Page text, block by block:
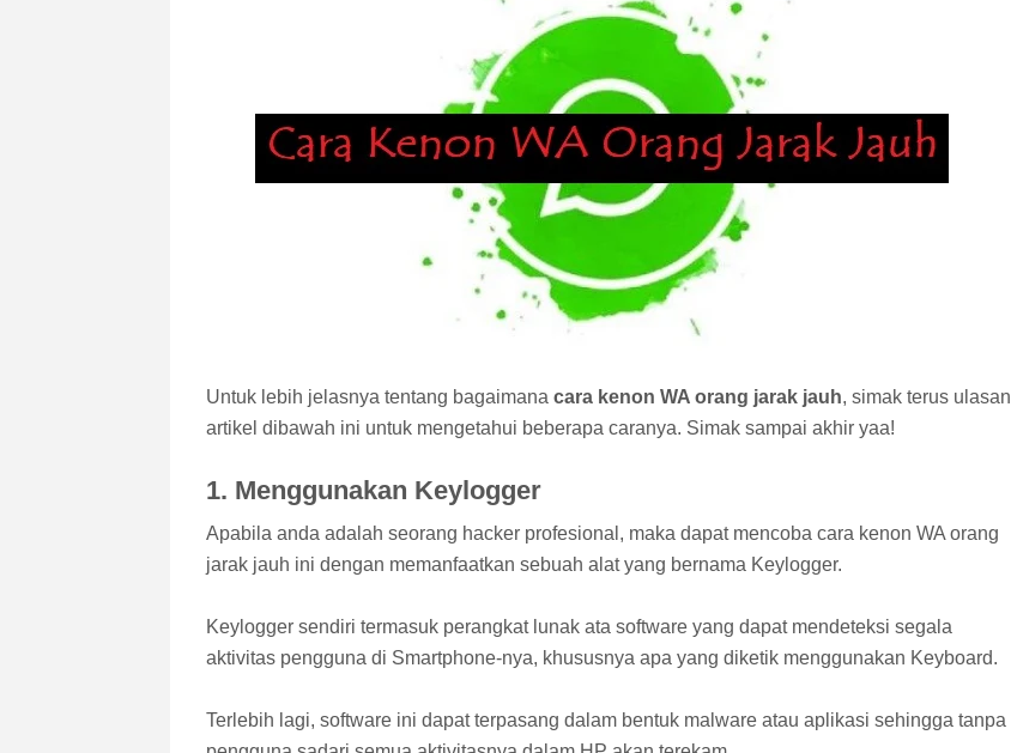
Untuk lebih jelasnya tentang bagaimana cara kenon WA orang jarak jauh, simak terus ulasan
artikel dibawah ini untuk mengetahui beberapa caranya. Simak sampai akhir yaa!
1. Menggunakan Keylogger
Apabila anda adalah seorang hacker profesional, maka dapat mencoba cara kenon WA orang
jarak jauh ini dengan memanfaatkan sebuah alat yang bernama Keylogger.
Keylogger sendiri termasuk perangkat lunak ata software yang dapat mendeteksi segala
aktivitas pengguna di Smartphone-nya, khususnya apa yang diketik menggunakan Keyboard.
Terlebih lagi, software ini dapat terpasang dalam bentuk malware atau aplikasi sehingga tanpa